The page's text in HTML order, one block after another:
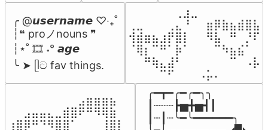
╭ @𝙪𝙨𝙚𝙧𝙣𝙖𝙢𝙚 ♡‧₊˚
┆❝ proノnouns ❞
┆⋆˚ 🎞️ ˖° 𝙖𝙜𝙚
╰ ➤ ᥫට fav things.
⠀⠀⠀⠀⠀⠀⢀⣰⣀⠀⠀⠀⠀⠀⠀⠀⠀
⢀⣀⠀⠀⠀⢀⣄⠘⠀⠀⣶⡿⣷⣦⣾⣿⣧
⢺⣾⣶⣦⣰⡟⣿⡇⠀⠀⠻⣧⠀⠛⠀⡘⠏
⠈⢿⡆⠉⠛⠁⡷⠁⠀⠀⠀⠉⠳⣦⣮⠁⠀
⠀⠀⠛⢷⣄⣼⠃⠀⠀⠀⠀⠀⠀⠉⠀⠠⡧
⠀⠀⠀⠀⠉⠋⠀⠀⠀⠠⡥⠄⠀⠀⠀⠀⠀
⠀⠀⠀⠀⠀⠀⠀⠀⠀⣠⣶⣶⣶⣦⠀⠀
⠀⠀⣠⣤⣤⣄⣀⣾⣿⠟⠛⠻⢿⣷⠀
⢰⣿⡿⠛⠙⠻⣿⣿⠁⠀⠀⠀⢸⣿⡇
╭━┳━╭━╭━╮╮
┃┈┈┈┣▅╋▅┫┃
┃┈┃┈╰━╰━━━━━━╮